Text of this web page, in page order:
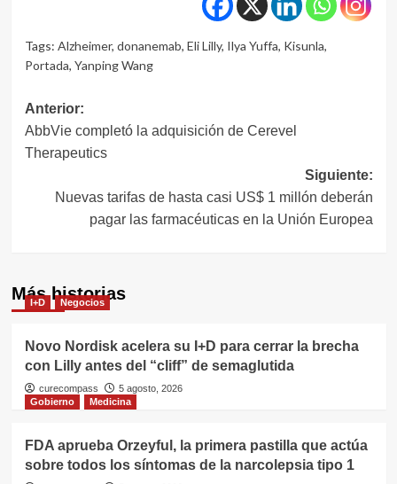
Tags: Alzheimer, donanemab, Eli Lilly, Ilya Yuffa, Kisunla,
Portada, Yanping Wang
Navegación
de
entradas
Anterior:
AbbVie completó la adquisición de Cerevel
Therapeutics
Siguiente:
Nuevas tarifas de hasta casi US$ 1 millón deberán
pagar las farmacéuticas en la Unión Europea
Más historias
I+D Negocios
Novo Nordisk acelera su I+D para cerrar la brecha
con Lilly antes del “cliff” de semaglutida
curecompass
5 agosto, 2026
Gobierno
Medicina
FDA aprueba Orzeyful, la primera pastilla que actúa
sobre todos los síntomas de la narcolepsia tipo 1